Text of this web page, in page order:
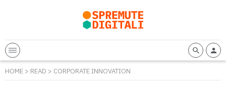
HOME > READ > CORPORATE INNOVATION